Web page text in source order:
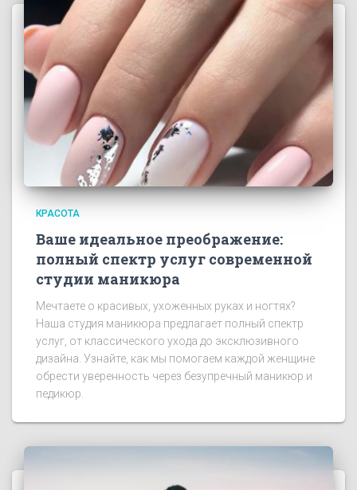
КРАСОТА
Ваше идеальное преображение:
полный спектр услуг современной
студии маникюра
Мечтаете о красивых, ухоженных руках и ногтях?
Наша студия маникюра предлагает полный спектр
услуг, от классического ухода до эксклюзивного
дизайна. Узнайте, как мы помогаем каждой женщине
обрести уверенность через безупречный маникюр и
педикюр.